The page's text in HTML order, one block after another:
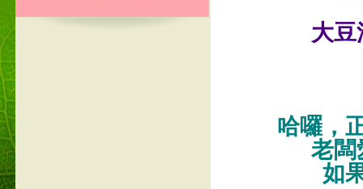
大
哈囉，
老闆
如